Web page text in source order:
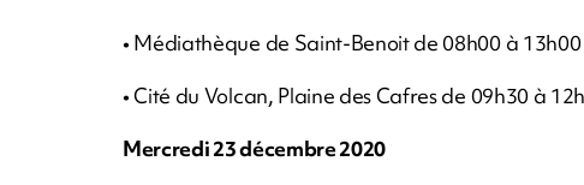
• Médiathèque de Saint-Benoit de 08h00 à 13h00
• Cité du Volcan, Plaine des Cafres de 09h30 à
Mercredi 23 décembre 2020